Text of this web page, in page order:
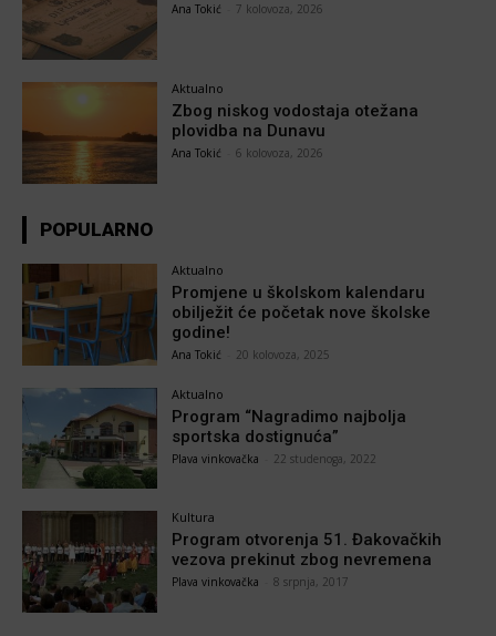
Ana Tokić 7 kolovoza, 2026
Aktualno
Zbog niskog vodostaja otežana
plovidba na Dunavu
Ana Tokić 6 kolovoza, 2026
POPULARNO
Aktualno
Promjene u školskom kalendaru
obilježit će početak nove školske
godine!
Ana Tokić 20 kolovoza, 2025
Aktualno
Program “Nagradimo najbolja
sportska dostignuća”
Plava vinkovačka 22 studenoga, 2022
Kultura
Program otvorenja 51. Đakovačkih
vezova prekinut zbog nevremena
Plava vinkovačka 8 srpnja, 2017